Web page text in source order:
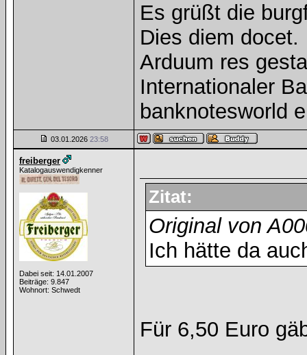
Es grüßt die
Dies diem docet.
Arduum res
Internationaler
banknotesworld
03.01.2026 23:58
freiberger
Katalogauswendigkenner
Dabei seit: 14.01.2007
Beiträge: 9.847
Wohnort: Schwedt
Zitat:
Original von
Ich hätte da
Für 6,50 Euro